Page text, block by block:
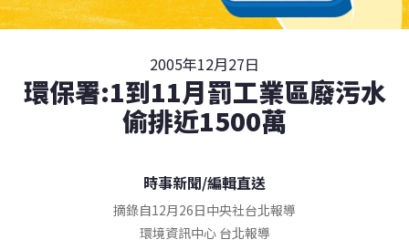
2005年12月27日
環保署:1到11月罰工業區廢污水
偷排近1500萬
時事新聞/編輯直送
摘錄自12月26日中央社台北報導
環境資訊中心 台北報導